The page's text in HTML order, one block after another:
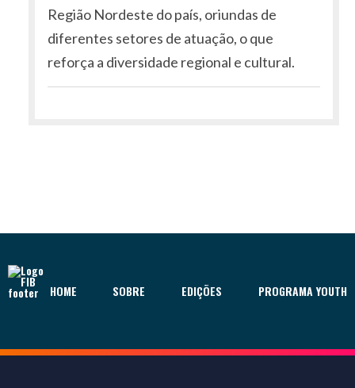
Região Nordeste do país, oriundas de
diferentes setores de atuação, o que
reforça a diversidade regional e cultural.
HOME SOBRE EDIÇÕES PROGRAMA YOUTH